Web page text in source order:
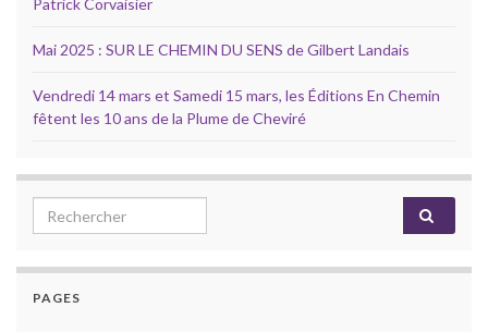
Patrick Corvaisier
Mai 2025 : SUR LE CHEMIN DU SENS de Gilbert Landais
Vendredi 14 mars et Samedi 15 mars, les Éditions En Chemin
fêtent les 10 ans de la Plume de Cheviré
Search for:
PAGES